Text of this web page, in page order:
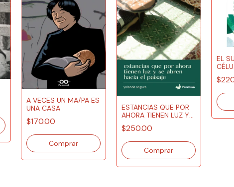
A VECES UN MA/PA ES
UNA CASA
$170.00
ESTANCIAS QUE POR
AHORA TIENEN LUZ Y
SE ABREN HACIA EL
PAISAJE
$250.00
EL